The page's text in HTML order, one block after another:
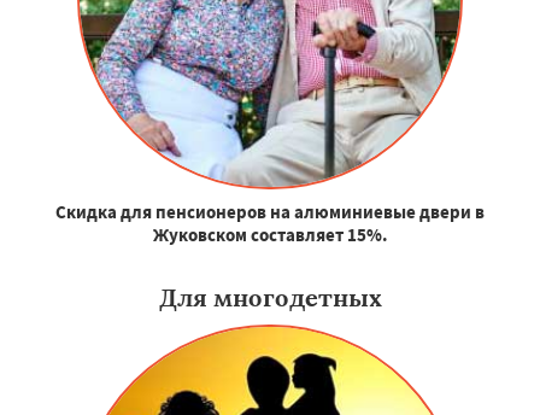
Скидка для пенсионеров на алюминиевые двери в
Жуковском составляет 15%.
Для многодетных